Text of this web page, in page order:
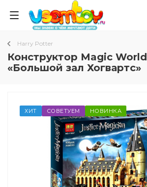
Harry Potter
Конструктор Magic World
«Большой зал Хогвартс»
ХИТ СОВЕТУЕМ НОВИНКА